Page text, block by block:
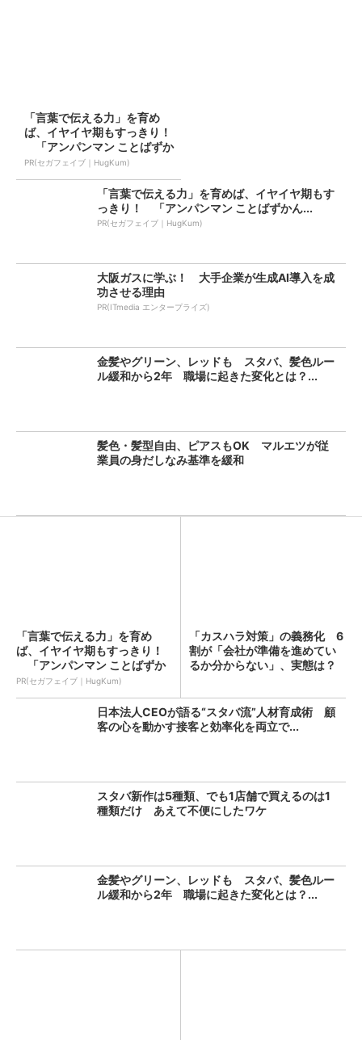
「言葉で伝える力」を育め
ば、イヤイヤ期もすっきり！
「アンパンマン ことばずか
ん...
PR(セガフェイブ｜HugKum)
「言葉で伝える力」を育めば、イヤイヤ期もす
っきり！ 「アンパンマン ことばずかん...
PR(セガフェイブ｜HugKum)
大阪ガスに学ぶ！ 大手企業が生成AI導入を成
功させる理由
PR(ITmedia エンタープライズ)
金髪やグリーン、レッドも スタバ、髪色ルー
ル緩和から2年 職場に起きた変化とは？...
髪色・髪型自由、ピアスもOK マルエツが従
業員の身だしなみ基準を緩和
「言葉で伝える力」を育め
ば、イヤイヤ期もすっきり！
「アンパンマン ことばずか
ん...
PR(セガフェイブ｜HugKum)
「カスハラ対策」の義務化 6
割が「会社が準備を進めてい
るか分からない」、実態は？
日本法人CEOが語る“スタバ流”人材育成術 顧
客の心を動かす接客と効率化を両立で...
スタバ新作は5種類、でも1店舗で買えるのは1
種類だけ あえて不便にしたワケ
金髪やグリーン、レッドも スタバ、髪色ルー
ル緩和から2年 職場に起きた変化とは？...